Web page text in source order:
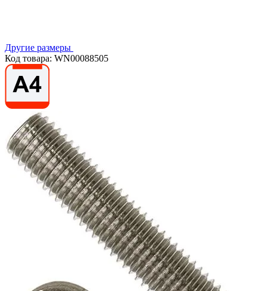
Другие размеры
Код товара: WN00088505